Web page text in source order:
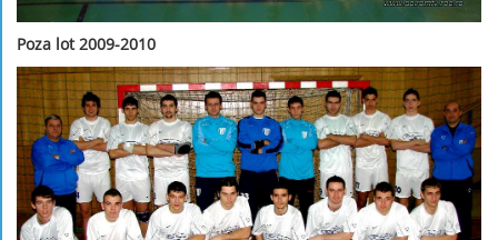
Poza lot 2009-2010